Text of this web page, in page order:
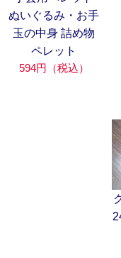
ぬいぐるみ・お手
玉の中身 詰め物
ペレット
594円（税込）